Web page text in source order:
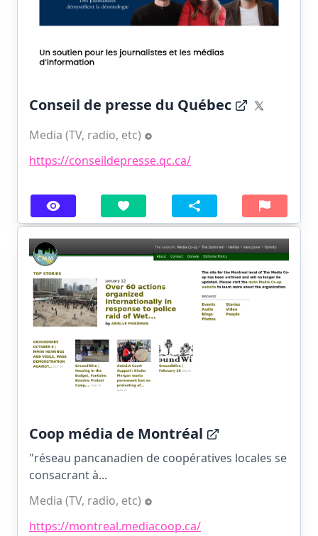
Conseil de presse du Québec
Media (TV, radio, etc)
https://conseildepresse.qc.ca/
Coop média de Montréal
"réseau pancanadien de coopératives locales se
consacrant à...
Media (TV, radio, etc)
https://montreal.mediacoop.ca/